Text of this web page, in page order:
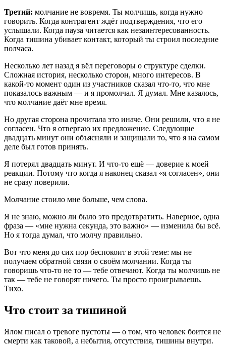
Третий: молчание не вовремя. Ты молчишь, когда нужно
говорить. Когда контрагент ждёт подтверждения, что его
услышали. Когда пауза читается как незаинтересованность.
Когда тишина убивает контакт, который ты строил последние
полчаса.
Несколько лет назад я вёл переговоры о структуре сделки.
Сложная история, несколько сторон, много интересов. В
какой-то момент один из участников сказал что-то, что мне
показалось важным — и я промолчал. Я думал. Мне казалось,
что молчание даёт мне время.
Но другая сторона прочитала это иначе. Они решили, что я не
согласен. Что я отвергаю их предложение. Следующие
двадцать минут они объясняли и защищали то, что я на самом
деле был готов принять.
Я потерял двадцать минут. И что-то ещё — доверие к моей
реакции. Потому что когда я наконец сказал «я согласен», они
не сразу поверили.
Молчание стоило мне больше, чем слова.
Я не знаю, можно ли было это предотвратить. Наверное, одна
фраза — «мне нужна секунда, это важно» — изменила бы всё.
Но я тогда думал, что молчу правильно.
Вот что меня до сих пор беспокоит в этой теме: мы не
получаем обратной связи о своём молчании. Когда ты
говоришь что-то не то — тебе отвечают. Когда ты молчишь не
так — тебе не говорят ничего. Ты просто проигрываешь.
Тихо.
Что стоит за тишиной
Ялом писал о тревоге пустоты — о том, что человек боится не
смерти как таковой, а небытия, отсутствия, тишины внутри.